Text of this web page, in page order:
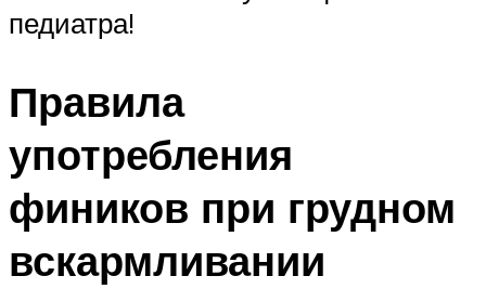
педиатра!
Правила
употребления
фиников при грудном
вскармливании